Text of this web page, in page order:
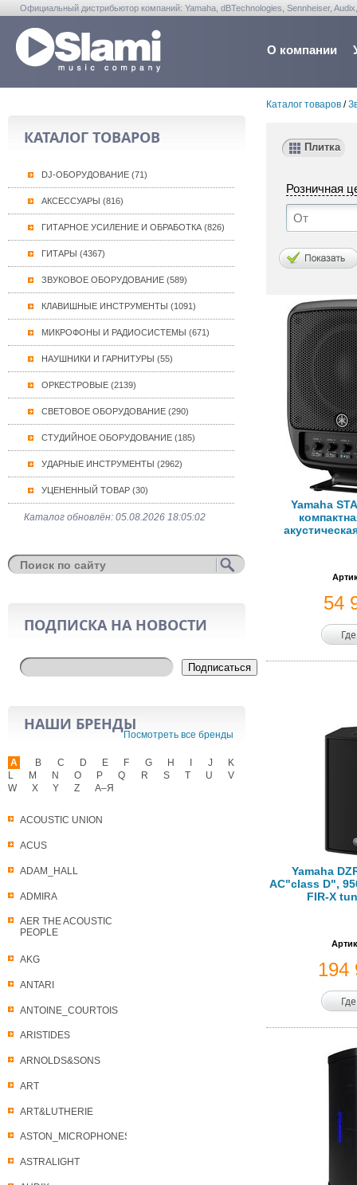
Официальный дистрибьютор компаний: Yamaha, dBTechnologies, Sennheiser,
О компании
КАТАЛОГ ТОВАРОВ
DJ-ОБОРУДОВАНИЕ (71)
АКСЕССУАРЫ (816)
ГИТАРНОЕ УСИЛЕНИЕ И ОБРАБОТКА (826)
ГИТАРЫ (4367)
ЗВУКОВОЕ ОБОРУДОВАНИЕ (589)
КЛАВИШНЫЕ ИНСТРУМЕНТЫ (1091)
МИКРОФОНЫ И РАДИОСИСТЕМЫ (671)
НАУШНИКИ И ГАРНИТУРЫ (55)
ОРКЕСТРОВЫЕ (2139)
СВЕТОВОЕ ОБОРУДОВАНИЕ (290)
СТУДИЙНОЕ ОБОРУДОВАНИЕ (185)
УДАРНЫЕ ИНСТРУМЕНТЫ (2962)
УЦЕНЕННЫЙ ТОВАР (30)
Каталог обновлён: 05.08.2026 18:05:02
ПОДПИСКА НА НОВОСТИ
Подписаться
НАШИ БРЕНДЫ
Посмотреть все бренды
A
ACOUSTIC UNION
ACUS
ADAM_HALL
ADMIRA
AER THE ACOUSTIC
PEOPLE
AKG
ANTARI
ANTOINE_COURTOIS
ARISTIDES
ARNOLDS&SONS
ART
ART&LUTHERIE
ASTON_MICROPHONES
ASTRALIGHT
B C D E F G H J
K
L
M N O P Q R S T U
V
W
X Y Z А–Я
Каталог товаров/
Плитка
Розничная
Yamaha
54
Yamaha
АС"class D",
FIR-X
194